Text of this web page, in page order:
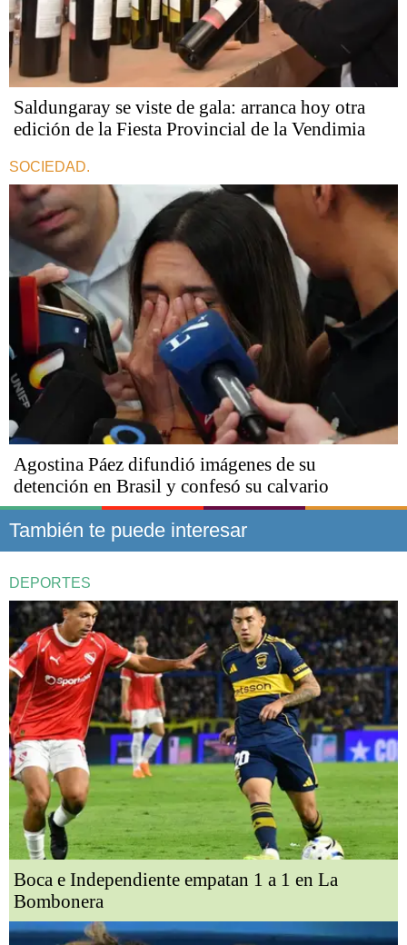
Saldungaray se viste de gala: arranca hoy otra
edición de la Fiesta Provincial de la Vendimia
SOCIEDAD.
Agostina Páez difundió imágenes de su
detención en Brasil y confesó su calvario
También te puede interesar
DEPORTES
Boca e Independiente empatan 1 a 1 en La
Bombonera